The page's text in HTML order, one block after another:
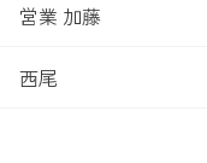
営業 加藤
西尾